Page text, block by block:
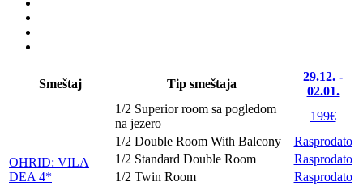
Smeštaj Tip smeštaja
29.12. -
02.01.
OHRID: VILA
DEA 4*
1/2 Superior room sa pogledom
na jezero
199€
1/2 Double Room With Balcony
Rasprodato
1/2 Standard Double Room
Rasprodato
1/2 Twin Room
Rasprodato